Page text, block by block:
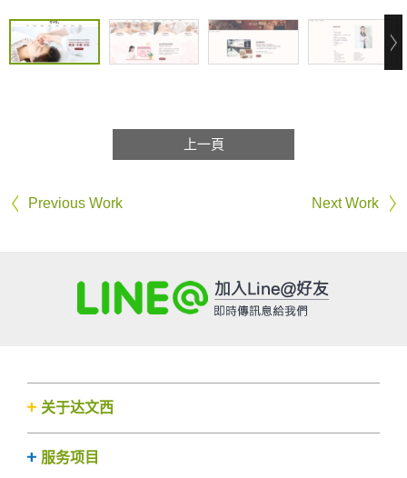
上一頁
Previous Work Next Work
关于达文西
服务项目